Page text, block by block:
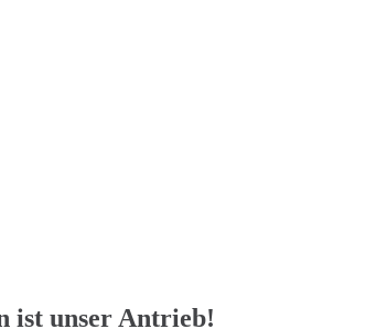
ist unser Antrieb!